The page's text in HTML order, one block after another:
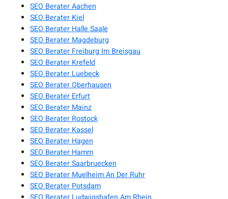
SEO Berater Aachen
SEO Berater Kiel
SEO Berater Halle Saale
SEO Berater Magdeburg
SEO Berater Freiburg Im Breisgau
SEO Berater Krefeld
SEO Berater Luebeck
SEO Berater Oberhausen
SEO Berater Erfurt
SEO Berater Mainz
SEO Berater Rostock
SEO Berater Kassel
SEO Berater Hagen
SEO Berater Hamm
SEO Berater Saarbruecken
SEO Berater Muelheim An Der Ruhr
SEO Berater Potsdam